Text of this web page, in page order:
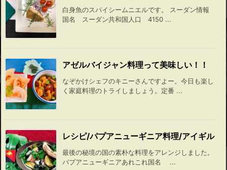
白身魚のスパイシームニエルです。 スーダン情報
国名 スーダン共和国人口 4150 ...
アゼルバイジャン料理って美味しい！！
なぞかけシェフのキニーさんですよー。今日も楽し
く家庭料理のトライしましょう。定番 ...
レシピ/パプアニューギニア料理/アイギル
最後の秘境の国の素朴な料理をアレンジしました。
パプアニューギニアあれこれ国名 ...